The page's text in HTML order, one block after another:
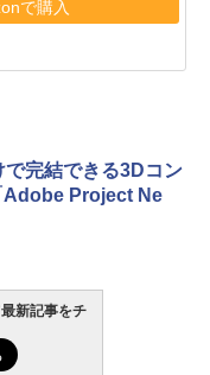
で購入
完結できる3Dコン
Adobe Project Ne
新記事をチ